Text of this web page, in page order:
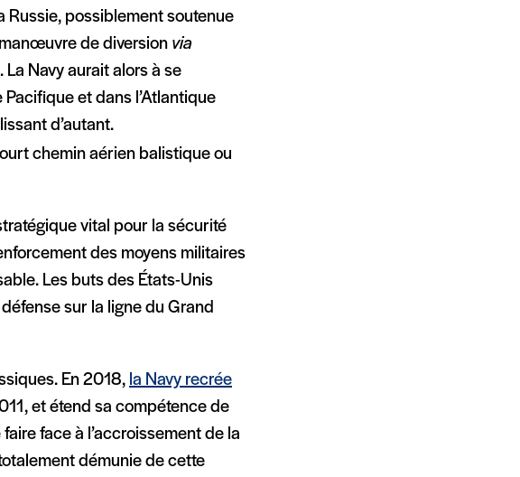
Russie, possiblement soutenue
de diversion via
Navy aurait alors à se
et dans l’Atlantique
d’autant.
chemin aérien balistique ou
vital pour la sécurité
des moyens militaires
Les buts des États-Unis
sur la ligne du Grand
En 2018, la Navy recrée
et étend sa compétence de
face à l’accroissement de la
démunie de cette